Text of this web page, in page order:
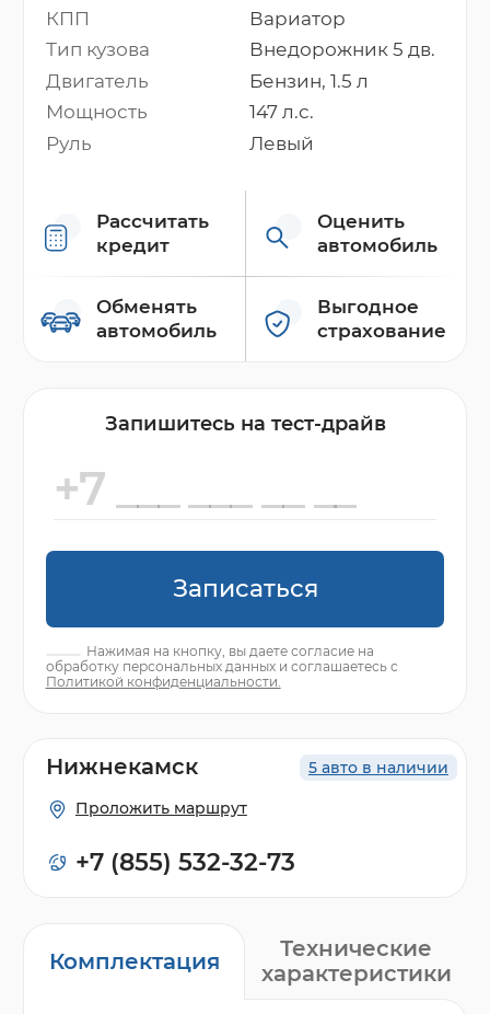
КПП
Вариатор
Тип кузова
Внедорожник 5 дв.
Двигатель
Бензин, 1.5 л
Мощность
147 л.с.
Руль
Левый
Рассчитать
кредит
Оценить
автомобиль
Обменять
автомобиль
Выгодное
страхование
Запишитесь на тест-драйв
Записаться
Нажимая на кнопку, вы даете согласие на
обработку персональных данных и соглашаетесь с
Политикой конфиденциальности.
Комплектация
Технические
характеристики
5 авто в наличии
Нижнекамск
Проложить маршрут
+7 (855) 532-32-73